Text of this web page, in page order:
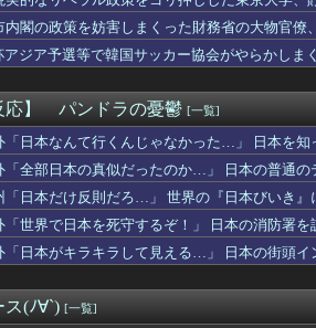
鈴木誠也 自己最長の24試合連続出塁 チーム
とPCAのどちらがMVPにふさわしい？←「投
経過でどんどん沈んでいくVTuber
に震度7、医師らが患者へ覆いかぶさり命を守
ん、ガチ勢なのに開幕横浜FM戦でLEDライト
、絶対にブロックしてはいけない人をブロッ
、公式SNS総フォロワー数が296万人超えでJ
娘みたいにキャラデザがネタ切れしてるとか
の1。木星とガニメデなら1万2800分の1」月
しろ！！」高市「やります」野党「無責任な
から少し顔を出せばいい」というA子の考え
たい。人生を変えるために
4-6月期経常利益、前年同期比97.7％減の0.7億
してるときに「今日は大丈夫な日だから……ね
内閣の政策を妨害しまくった財務省の大物官
アジア予選等で韓国サッカー協会がやらかし
応】 パンドラの憂鬱 [一覧]
「日本なんて行くんじゃなかった…」 日本を
「全部日本の真似だったのか…」 日本の普通の
「日本だけ反則だろ…」 世界の『日本びいき』
「世界で日本を死守するぞ！」 日本の消防署
「日本がキラキラして見える…」 日本の街頭
ス(ﾉ∀`) [一覧]